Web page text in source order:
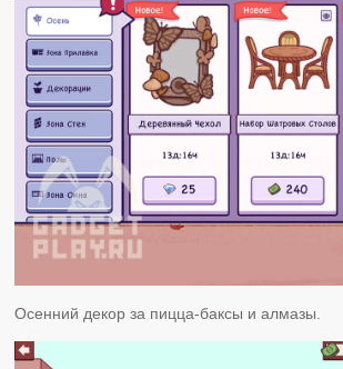
Осенний декор за пицца-баксы и алмазы.